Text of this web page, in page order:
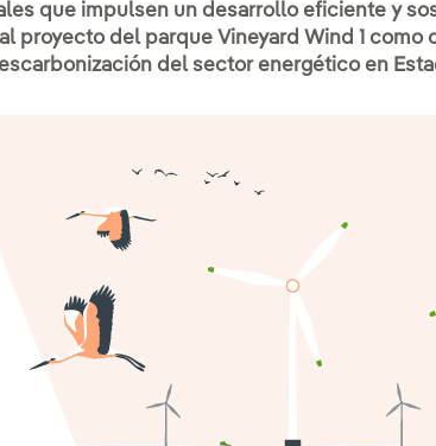
en nuestros negocios
que impulsen un desarrollo eficiente y
proyecto del parque Vineyard Wind 1 como
del sector energético en